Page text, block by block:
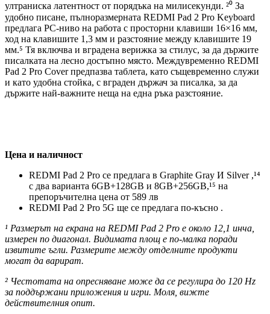
ултраниска латентност от порядъка на милисекунди. ²⁰ За
удобно писане, пълноразмерната REDMI Pad 2 Pro Keyboard
предлага PC-ниво на работа с просторни клавиши 16×16 мм,
ход на клавишите 1,3 мм и разстояние между клавишите 19
мм.⁵ Тя включва и вградена верижка за стилус, за да държите
писалката на лесно достъпно място. Междувременно REDMI
Pad 2 Pro Cover предпазва таблета, като същевременно служи
и като удобна стойка, с вграден държач за писалка, за да
държите най-важните неща на една ръка разстояние.
Цена и наличност
REDMI Pad 2 Pro се предлага в Graphite Gray И Silver ,¹⁴
с два варианта 6GB+128GB и 8GB+256GB,¹⁵ на
препоръчителна цена от 589 лв
REDMI Pad 2 Pro 5G ще се предлага по-късно .
¹ Размерът на екрана на REDMI Pad 2 Pro е около 12,1 инча,
измерен по диагонал. Видимата площ е по-малка поради
извитите ъгли. Размерите между отделните продукти
могат да варират.
² Честотата на опресняване може да се регулира до 120 Hz
за поддържани приложения и игри. Моля, вижте
действителния опит.